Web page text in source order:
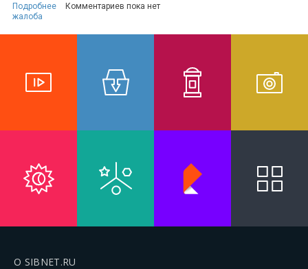
Подробнее
Комментариев пока нет
жалоба
О SIBNET.RU